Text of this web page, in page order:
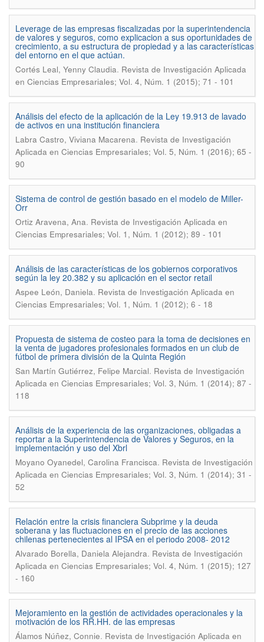
Leverage de las empresas fiscalizadas por la superintendencia
de valores y seguros, como explicacion a sus oportunidades de
crecimiento, a su estructura de propiedad y a las características
del entorno en el que actúan.
Cortés Leal, Yenny Claudia. Revista de Investigación Aplicada
en Ciencias Empresariales; Vol. 4, Núm. 1 (2015); 71 - 101
Análisis del efecto de la aplicación de la Ley 19.913 de lavado
de activos en una institución financiera
Labra Castro, Viviana Macarena. Revista de Investigación
Aplicada en Ciencias Empresariales; Vol. 5, Núm. 1 (2016); 65 -
90
Sistema de control de gestión basado en el modelo de Miller-
Orr
Ortiz Aravena, Ana. Revista de Investigación Aplicada en
Ciencias Empresariales; Vol. 1, Núm. 1 (2012); 89 - 101
Análisis de las características de los gobiernos corporativos
según la ley 20.382 y su aplicación en el sector retail
Aspee León, Daniela. Revista de Investigación Aplicada en
Ciencias Empresariales; Vol. 1, Núm. 1 (2012); 6 - 18
Propuesta de sistema de costeo para la toma de decisiones en
la venta de jugadores profesionales formados en un club de
fútbol de primera división de la Quinta Región
San Martín Gutiérrez, Felipe Marcial. Revista de Investigación
Aplicada en Ciencias Empresariales; Vol. 3, Núm. 1 (2014); 87 -
118
Análisis de la experiencia de las organizaciones, obligadas a
reportar a la Superintendencia de Valores y Seguros, en la
implementación y uso del Xbrl
Moyano Oyanedel, Carolina Francisca. Revista de Investigación
Aplicada en Ciencias Empresariales; Vol. 3, Núm. 1 (2014); 31 -
52
Relación entre la crisis financiera Subprime y la deuda
soberana y las fluctuaciones en el precio de las acciones
chilenas pertenecientes al IPSA en el periodo 2008- 2012
Alvarado Borella, Daniela Alejandra. Revista de Investigación
Aplicada en Ciencias Empresariales; Vol. 4, Núm. 1 (2015); 127
- 160
Mejoramiento en la gestión de actividades operacionales y la
motivación de los RR.HH. de las empresas
Álamos Núñez, Connie. Revista de Investigación Aplicada en